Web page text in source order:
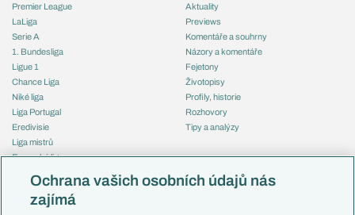
Premier League
LaLiga
Serie A
1. Bundesliga
Ligue 1
Chance Liga
Niké liga
Liga Portugal
Eredivisie
Liga mistrů
Evropská liga
Mistrovství světa
Liga národů
Aktuality
Previews
Komentáře a souhrny
Názory a komentáře
Fejetony
Životopisy
Profily, historie
Rozhovory
Tipy a analýzy
Česko
Ochrana vašich osobních údajů nás
zajímá